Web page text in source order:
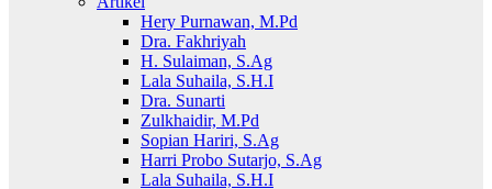
Hery Purnawan, M.Pd
Dra. Fakhriyah
H. Sulaiman, S.Ag
Lala Suhaila, S.H.I
Dra. Sunarti
Zulkhaidir, M.Pd
Sopian Hariri, S.Ag
Harri Probo Sutarjo, S.Ag
Lala Suhaila, S.H.I